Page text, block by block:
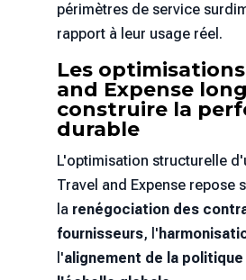
périmètres de service
rapport à leur usage réel.
Les
and Expense
construire la
durable
L'optimisation structurelle
Travel and Expense repose
la renégociation des
fournisseurs, l'
l'alignement de la politique